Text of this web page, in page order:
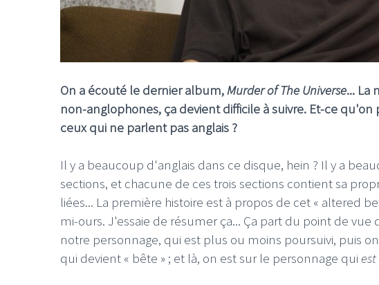
On a écouté le dernier album,Murder of The Universe... La
non-anglophones, ça devient difficile à suivre. Et-ce
ceux qui ne parlent pas anglais ?
Il y a beaucoup d'anglais dans ce disque, hein ? Il y a
sections, et chacune de ces trois sections contient sa
liées... La première histoire est à propos de cet « altered
mi-ours. J'essaie de résumer ça... Ça part du point de
notre personnage, qui est plus ou moins poursuivi, puis
qui devient « bête » ; et là, on est sur le personnage qui est
LE GROS RIFFIFI LE GROS RIFFIFI